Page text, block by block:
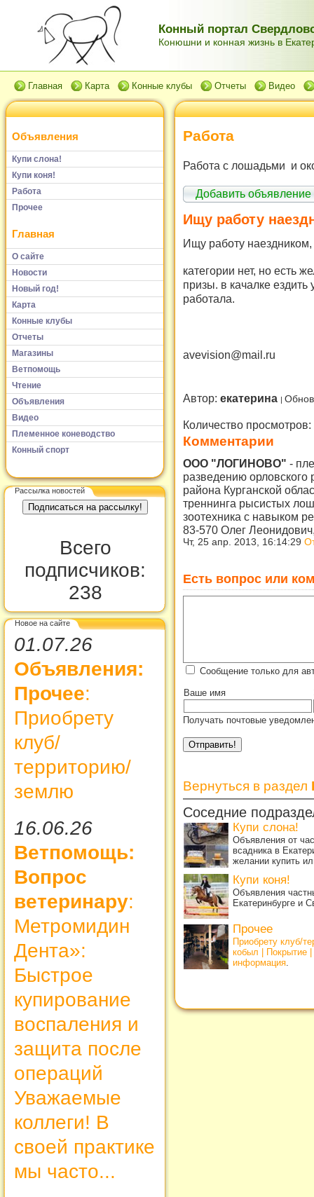
Конный портал
Конюшни и конная жизнь в
Главная Карта Конные клубы Отчеты Видео
Объявления
Купи слона!
Купи коня!
Работа
Прочее
Главная
О сайте
Новости
Новый год!
Карта
Конные клубы
Отчеты
Магазины
Ветпомощь
Чтение
Объявления
Видео
Племенное коневодство
Конный спорт
Рассылка новостей
Всего
подписчиков:
238
Новое на сайте
01.07.26
Объявления:
Прочее:
Приобрету
клуб/
территорию/
землю
16.06.26
Ветпомощь:
Вопрос
ветеринару:
Метромидин
Дента»:
Быстрое
купирование
воспаления и
защита после
операций
Уважаемые
коллеги! В
своей практике
мы часто...
Работа
Работа с лошадьми и
Добавить объявление
Ищу работу
Ищу работу
категории нет, но есть
призы. в качалке
работала.
avevision@mail.ru
Автор: екатерина
Количество просмотров:
Комментарии
ООО "ЛОГИНОВО" -
разведению
района Курганской
треннинга рысистых
зоотехника с навыком
83-570 Олег
Чт, 25 апр. 2013, 16:14:29
Есть вопрос или
Сообщение только для
Ваше имя
Получать почтовые
Вернуться в раздел
Соседние
Купи слона!
Объявления от
всадника в
желании купить
Купи коня!
Объявления
Екатеринбурге и
Прочее
Приобрету клуб/
кобыл | Покрытие
информация